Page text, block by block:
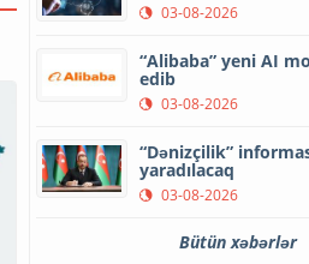
03-08-2026
“Alibaba” yeni AI
edib
03-08-2026
“Dənizçilik”
yaradılacaq
03-08-2026
Bütün xəbərlər